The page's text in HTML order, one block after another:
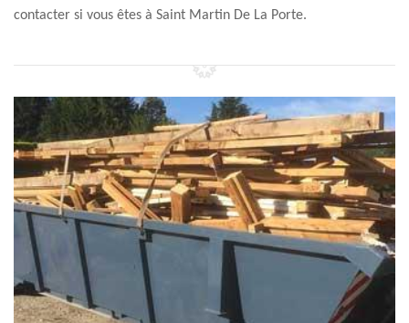
contacter si vous êtes à Saint Martin De La Porte.